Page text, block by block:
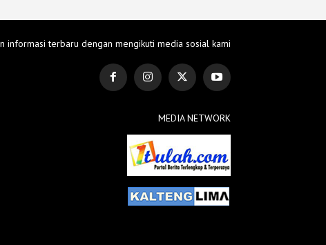
informasi terbaru dengan mengikuti media sosial kami
MEDIA NETWORK